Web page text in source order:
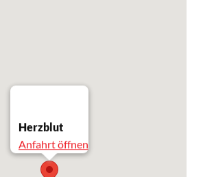
Herzblut
Anfahrt öffnen